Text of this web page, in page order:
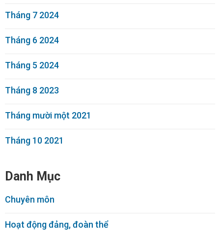
Tháng 7 2024
Tháng 6 2024
Tháng 5 2024
Tháng 8 2023
Tháng mười một 2021
Tháng 10 2021
Danh Mục
Chuyên môn
Hoạt động đảng, đoàn thể